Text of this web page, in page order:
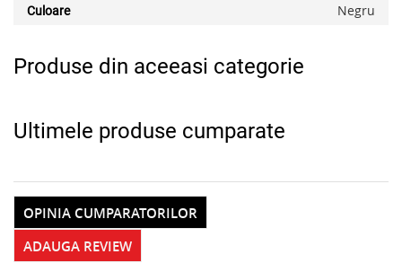
Culoare Negru
Produse din aceeasi categorie
Ultimele produse cumparate
ADAUGA REVIEW
OPINIA CUMPARATORILOR